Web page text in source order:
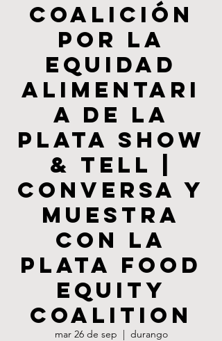
Coalición
por la
Equidad
Alimentari
a de La
Plata Show
& Tell |
Conversa y
Muestra
con La
Plata Food
Equity
Coalition
mar 26 de sep
  |
durango